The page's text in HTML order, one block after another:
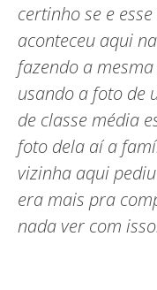
certinho se e
aconteceu aqui
fazendo a
usando a foto de
de classe média
foto dela aí a
vizinha aqui
era mais pra
nada ver com